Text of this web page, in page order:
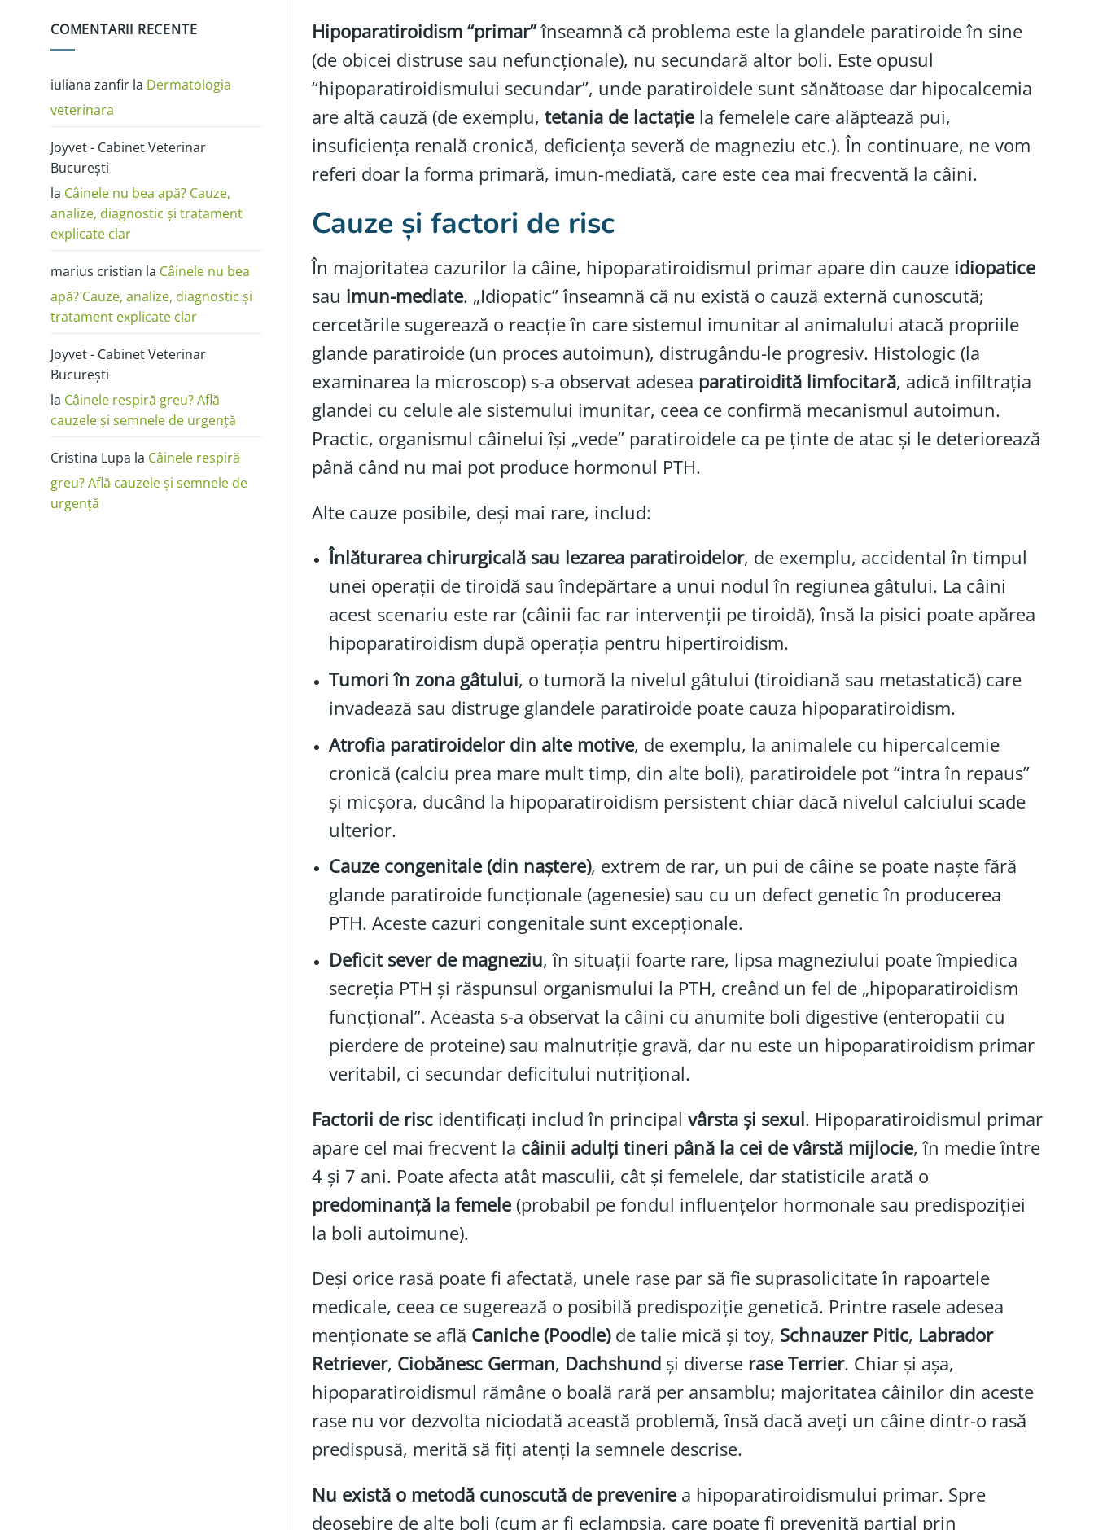
(FAVN):
ghid
Râia
cum
o
de
dermatită
COMENTARII RECENTE
iuliana zanfir la Dermatologia
veterinara
Joyvet - Cabinet Veterinar
București
la Câinele nu bea apă? Cauze,
analize, diagnostic și tratament
explicate clar
marius cristian la Câinele nu bea
apă? Cauze, analize, diagnostic și
tratament explicate clar
Joyvet - Cabinet Veterinar
București
la Câinele respiră greu? Află
cauzele și semnele de urgență
Cristina Lupa la Câinele respiră
greu? Află cauzele și semnele de
urgență
Hipoparatiroidism “primar”înseamnă că problema este la glandele paratiroide în sine
(de obicei distruse sau nefuncționale), nu secundară altor boli. Este opusul
“hipoparatiroidismului secundar”, unde paratiroidele sunt sănătoase dar hipocalcemia
are altă cauză (de exemplu, tetania de lactațiela femelele care alăptează pui,
insuficiența renală cronică, deficiența severă de magneziu etc.). În continuare, ne vom
referi doar la forma primară, imun-mediată, care este cea mai frecventă la câini.
Cauze și factori de risc
În majoritatea cazurilor la câine, hipoparatiroidismul primar apare din cauze idiopatice
sau imun-mediate. „Idiopatic” înseamnă că nu există o cauză externă cunoscută;
cercetările sugerează o reacție în care sistemul imunitar al animalului atacă propriile
glande paratiroide (un proces autoimun), distrugându-le progresiv. Histologic (la
examinarea la microscop) s-a observat adesea paratiroidită limfocitară, adică infiltrația
glandei cu celule ale sistemului imunitar, ceea ce confirmă mecanismul autoimun.
Practic, organismul câinelui își „vede” paratiroidele ca pe ținte de atac și le deteriorează
până când nu mai pot produce hormonul PTH.
Alte cauze posibile, deși mai rare, includ:
Înlăturarea chirurgicală sau lezarea paratiroidelor, de exemplu, accidental în timpul
unei operații de tiroidă sau îndepărtare a unui nodul în regiunea gâtului. La câini
acest scenariu este rar (câinii fac rar intervenții pe tiroidă), însă la pisici poate apărea
hipoparatiroidism după operația pentru hipertiroidism.
Tumori în zona gâtului, o tumoră la nivelul gâtului (tiroidiană sau metastatică) care
invadează sau distruge glandele paratiroide poate cauza hipoparatiroidism.
Atrofia paratiroidelor din alte motive, de exemplu, la animalele cu hipercalcemie
cronică (calciu prea mare mult timp, din alte boli), paratiroidele pot “intra în repaus”
și micșora, ducând la hipoparatiroidism persistent chiar dacă nivelul calciului scade
ulterior.
Cauze congenitale (din naștere), extrem de rar, un pui de câine se poate naște fără
glande paratiroide funcționale (agenesie) sau cu un defect genetic în producerea
PTH. Aceste cazuri congenitale sunt excepționale.
Deficit sever de magneziu, în situații foarte rare, lipsa magneziului poate împiedica
secreția PTH și răspunsul organismului la PTH, creând un fel de „hipoparatiroidism
funcțional”. Aceasta s-a observat la câini cu anumite boli digestive (enteropatii cu
pierdere de proteine) sau malnutriție gravă, dar nu este un hipoparatiroidism primar
veritabil, ci secundar deficitului nutrițional.
Factorii de risc identificați includ în principal vârsta și sexul. Hipoparatiroidismul primar
apare cel mai frecvent la câinii adulți tineri până la cei de vârstă mijlocie, în medie între
4 și 7 ani. Poate afecta atât masculii, cât și femelele, dar statisticile arată o
predominanță la femele(probabil pe fondul influențelor hormonale sau predispoziției
la boli autoimune).
Deși orice rasă poate fi afectată, unele rase par să fie suprasolicitate în rapoartele
medicale, ceea ce sugerează o posibilă predispoziție genetică. Printre rasele adesea
menționate se află Caniche (Poodle)de talie mică și toy, Schnauzer Pitic, Labrador
Retriever, Ciobănesc German, Dachshund și diverse rase Terrier. Chiar și așa,
hipoparatiroidismul rămâne o boală rară per ansamblu; majoritatea câinilor din aceste
rase nu vor dezvolta niciodată această problemă, însă dacă aveți un câine dintr-o rasă
predispusă, merită să fiți atenți la semnele descrise.
Nu există o metodă cunoscută de prevenirea hipoparatiroidismului primar. Spre
deosebire de alte boli (cum ar fi eclampsia, care poate fi prevenită parțial prin